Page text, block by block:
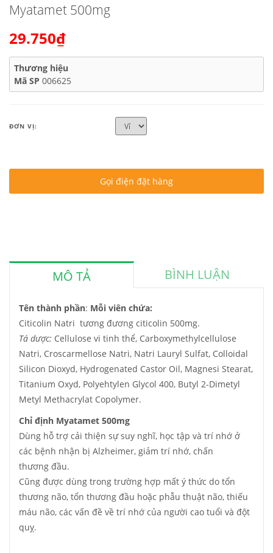
Myatamet 500mg
29.750₫
Thương hiệu
Mã SP 006625
ĐƠN VỊ:
Gọi điện đặt hàng
MÔ TẢ BÌNH LUẬN
Tên thành phần: Mỗi viên chứa:
Citicolin Natri tương đương citicolin 500mg.
Tá dược: Cellulose vi tinh thể, Carboxymethylcellulose
Natri, Croscarmellose Natri, Natri Lauryl Sulfat, Colloidal
Silicon Dioxyd, Hydrogenated Castor Oil, Magnesi Stearat,
Titanium Oxyd, Polyehtylen Glycol 400, Butyl 2-Dimetyl
Metyl Methacrylat Copolymer.
Chỉ định Myatamet 500mg
Dùng hỗ trợ cải thiện sự suy nghĩ, học tập và trí nhớ ở
các bệnh nhận bị Alzheimer, giảm trí nhớ, chấn
thương đầu.
Cũng được dùng trong trường hợp mất ý thức do tổn
thương não, tổn thương đầu hoặc phẫu thuật não, thiếu
máu não, các vấn đề về trí nhớ của người cao tuổi và đột
quỵ.